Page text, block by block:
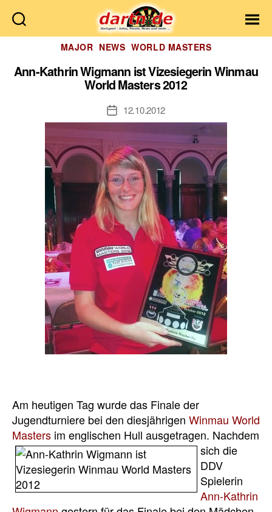
Dartn.de
Kategorien
MAJOR NEWS WORLD MASTERS
Ann-Kathrin Wigmann ist Vizesiegerin Winmau
World Masters 2012
Veröffentlichungsdatum
12.10.2012
Am heutigen Tag wurde das Finale der
Jugendturniere bei den diesjährigen Winmau World
Masters im englischen Hull ausgetragen. Nachdem
sich die
DDV
Spielerin
Ann-Kathrin